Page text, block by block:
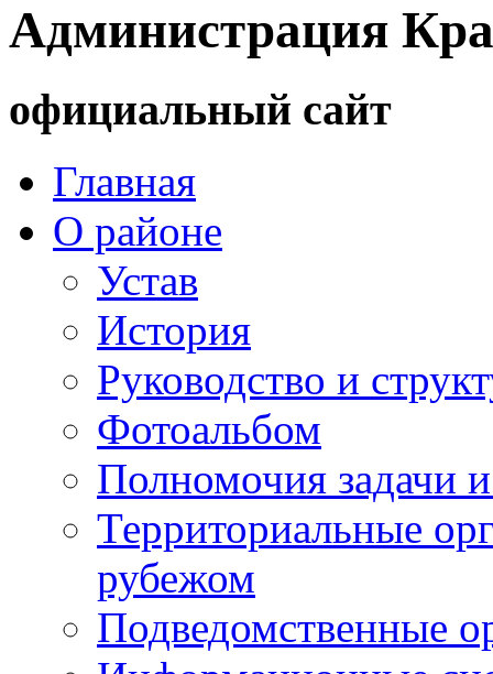
Администрация
официальный сайт
Главная
О районе
Устав
История
Руководство и
Фотоальбом
Полномочия задачи
Территориальные
рубежом
Подведомственные